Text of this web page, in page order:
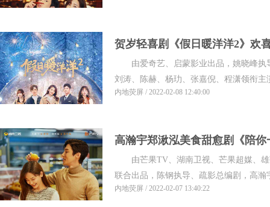
贺岁轻喜剧《假日暖洋洋2》欢
圆新篇章
由爱奇艺、启蒙影业出品，姚晓峰执
刘涛、陈赫、杨玏、张嘉倪、程潇领衔主
内地荧屏 / 2022-02-08 12:40:00
高瀚宇郑湫泓美食甜愈剧《陪
播出
由芒果TV、湖南卫视、芒果超媒、雄
联合出品，陈钢执导、疏影总编剧，高瀚
内地荧屏 / 2022-02-07 13:40:22